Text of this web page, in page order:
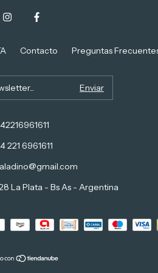
Contacto Preguntas
221 6961611
La Plata - Bs As - Argentina